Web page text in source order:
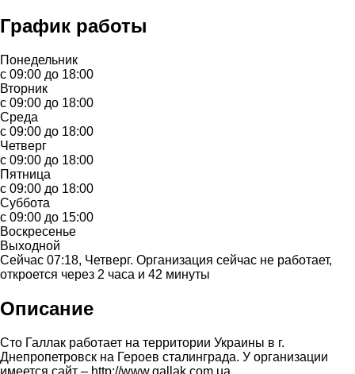
График работы
Понедельник
с 09:00 до 18:00
Вторник
с 09:00 до 18:00
Среда
с 09:00 до 18:00
Четверг
с 09:00 до 18:00
Пятница
с 09:00 до 18:00
Суббота
с 09:00 до 15:00
Воскресенье
Выходной
Сейчас 07:18, Четверг. Организация сейчас не работает,
откроется через 2 часа и 42 минуты
Описание
Сто Галлак работает на территории Украины в г.
Днепропетровск на Героев сталинграда. У организации
имеется сайт – http://www.gallak.com.ua.